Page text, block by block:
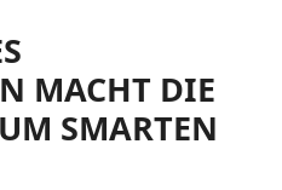
MACHT DIE
SMARTEN